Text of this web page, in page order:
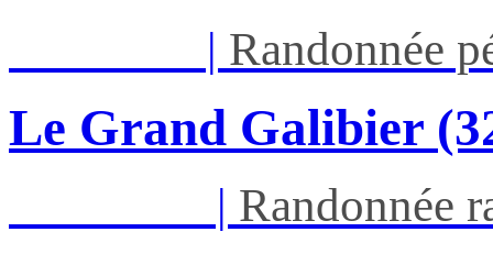
| Randonnée
Le Grand Galibier
| Randonnée